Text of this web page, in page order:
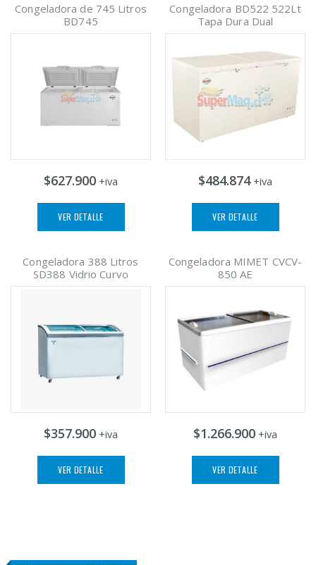
Congeladora de 745 Litros
BD745
$627.900 +iva
VER DETALLE
Congeladora BD522 522Lt
Tapa Dura Dual
$484.874+iva
VER DETALLE
Congeladora 388 Litros
SD388 Vidrio Curvo
$357.900 +iva
VER DETALLE
Congeladora MIMET CVCV-
850 AE
$1.266.900 +iva
VER DETALLE